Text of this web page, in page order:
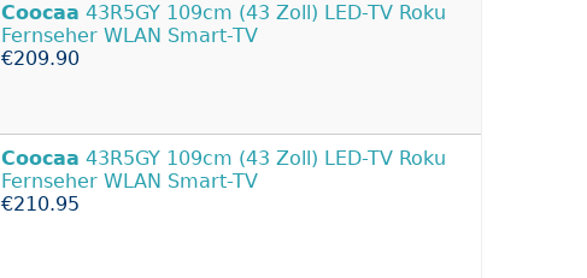
Coocaa 43R5GY 109cm (43 Zoll) LED-TV Roku
Fernseher WLAN Smart-TV
€209.90
Coocaa 43R5GY 109cm (43 Zoll) LED-TV Roku
Fernseher WLAN Smart-TV
€210.95